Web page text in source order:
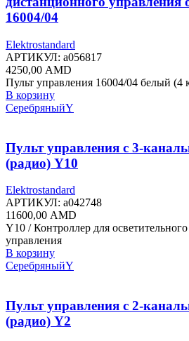
16004/04
Elektrostandard
АРТИКУЛ: a056817
4250,00 AMD
Пульт управления 16004/04 белый (4
В корзину
СеребряныйY
Пульт управления с 3-
(радио) Y10
Elektrostandard
АРТИКУЛ: a042748
11600,00 AMD
Y10 / Контроллер для
управления
В корзину
СеребряныйY
Пульт управления с 2-
(радио) Y2